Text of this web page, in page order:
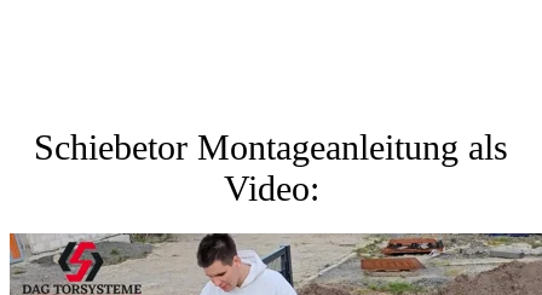
Schiebetor Montageanleitung als
Video: